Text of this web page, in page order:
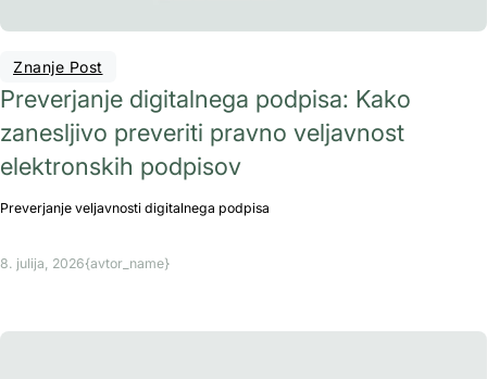
Znanje Post
Preverjanje digitalnega podpisa: Kako
zanesljivo preveriti pravno veljavnost
elektronskih podpisov
Preverjanje veljavnosti digitalnega podpisa
8. julija, 2026{avtor_name}